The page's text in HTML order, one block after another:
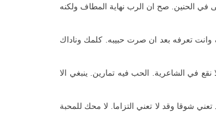
في الحنين. صح ان الرب نهاية المطاف ولكنه
وانت تعرفه بعد ان صرت حبيبه. كلمك وناداك
في الشاعرية. الحب فيه تمارين. ينبغي الا
شوقا وقد لا تعني التزاما. لا محك للمحبة